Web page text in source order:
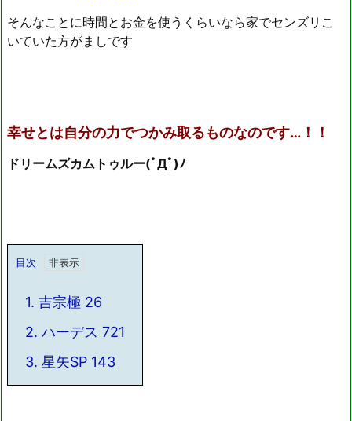
そんなことに時間とお金を使うくらいなら家でセンズリこ
いていた方がましです
幸せとは自分の力でつかみ取るものなのです…！！
ドリームズカムトゥルー(ﾟДﾟ)ﾉ
目次
1. 吉宗極 26
2. ハーデス 721
3. 星矢SP 143